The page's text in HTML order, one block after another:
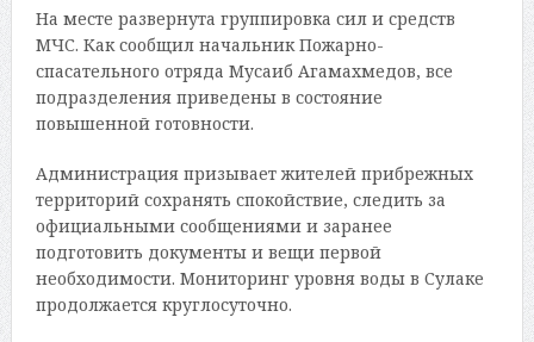
На месте развернута группировка сил и средств
МЧС. Как сообщил начальник Пожарно-
спасательного отряда Мусаиб Агамахмедов, все
подразделения приведены в состояние
повышенной готовности.
Администрация призывает жителей прибрежных
территорий сохранять спокойствие, следить за
официальными сообщениями и заранее
подготовить документы и вещи первой
необходимости. Мониторинг уровня воды в Сулаке
продолжается круглосуточно.